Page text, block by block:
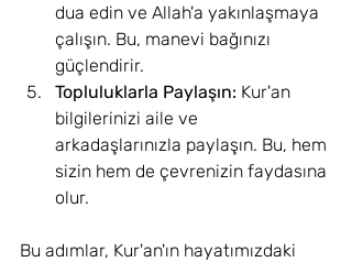
dua edin ve Allah'a yakınlaşmaya
çalışın. Bu, manevi bağınızı
güçlendirir.
Topluluklarla Paylaşın: Kur'an
bilgilerinizi aile ve
arkadaşlarınızla paylaşın. Bu, hem
sizin hem de çevrenizin faydasına
olur.
Bu adımlar, Kur'an'ın hayatımızdaki